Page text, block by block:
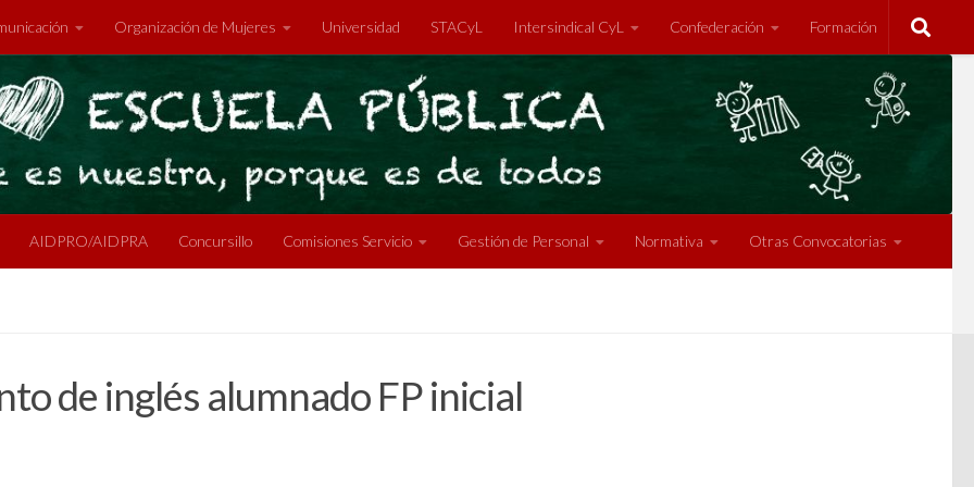
Organización de Mujeres Universidad STACyL Intersindical CyL Confederación Formación
AIDPRO/AIDPRA Concursillo Comisiones Servicio Gestión de Personal Normativa Otras Convocatorias
de inglés alumnado FP inicial